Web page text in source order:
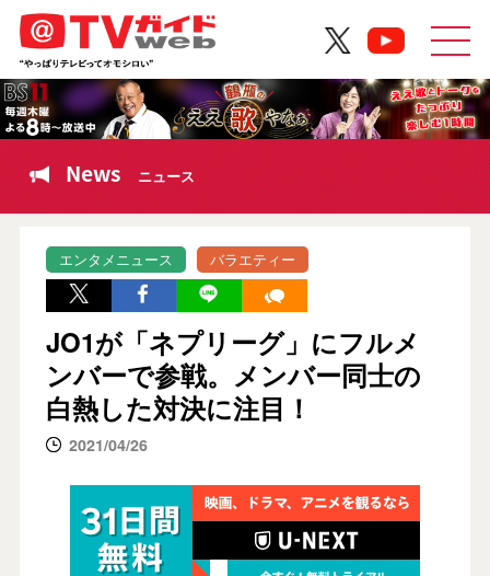
News ニュース
エンタメニュース バラエティー
JO1が「ネプリーグ」にフルメ
ンバーで参戦。メンバー同士の
白熱した対決に注目！
2021/04/26